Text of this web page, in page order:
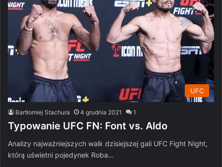
UFC
Bartłomiej Stachura 4 grudnia 2021 1
Typowanie UFC FN: Font vs. Aldo
Analizy najważniejszych walk dzisiejszej gali UFC Fight Night,
którą uświetni pojedynek Roba…